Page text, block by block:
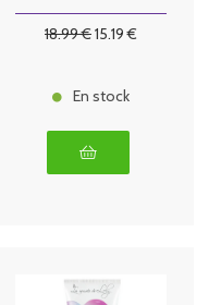
18.99€15.19 €
En stock